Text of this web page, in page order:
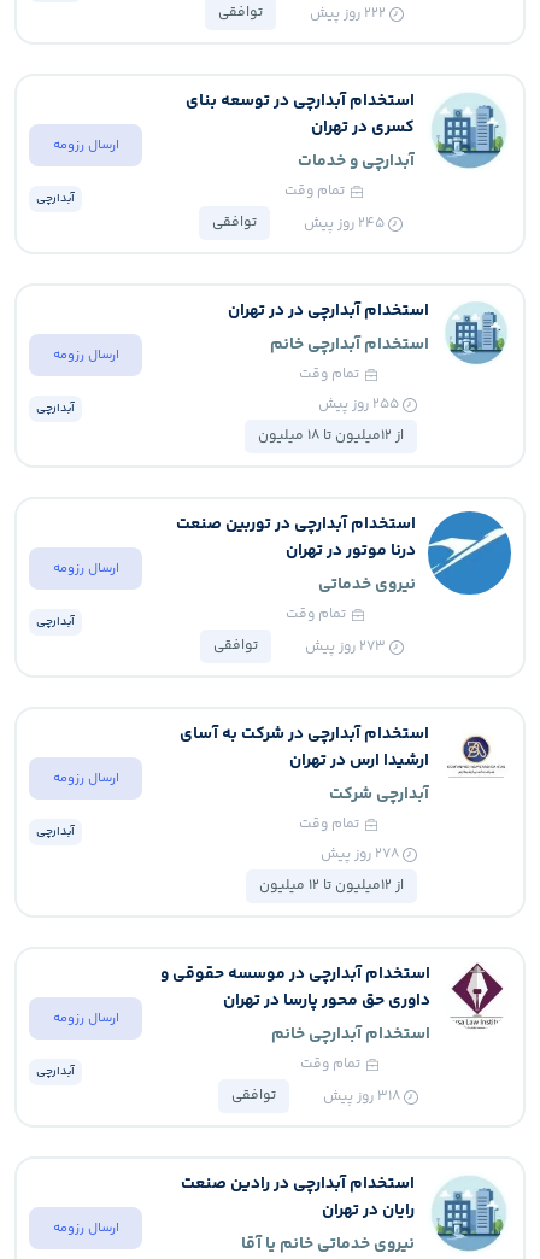
222 روز پیش توافقی
استخدام آبدارچی در توسعه بنای
کسری در تهران
آبدارچی و خدمات
تمام وقت
245 روز پیش توافقی
ارسال رزومه
آبدارچی
استخدام آبدارچی در در تهران
استخدام آبدارچی خانم
تمام وقت
255 روز پیش
از 12میلیون تا 18 میلیون
ارسال رزومه
آبدارچی
استخدام آبدارچی در توربین صنعت
درنا موتور در تهران
نیروی خدماتی
تمام وقت
273 روز پیش توافقی
ارسال رزومه
آبدارچی
استخدام آبدارچی در شرکت به آسای
ارشیدا ارس در تهران
آبدارچی شرکت
تمام وقت
278 روز پیش
از 12میلیون تا 12 میلیون
ارسال رزومه
آبدارچی
استخدام آبدارچی در موسسه حقوقی و
داوری حق محور پارسا در تهران
استخدام آبدارچی خانم
تمام وقت
318 روز پیش توافقی
ارسال رزومه
آبدارچی
استخدام آبدارچی در رادین صنعت
رایان در تهران
نیروی خدماتی خانم یا آقا
ارسال رزومه